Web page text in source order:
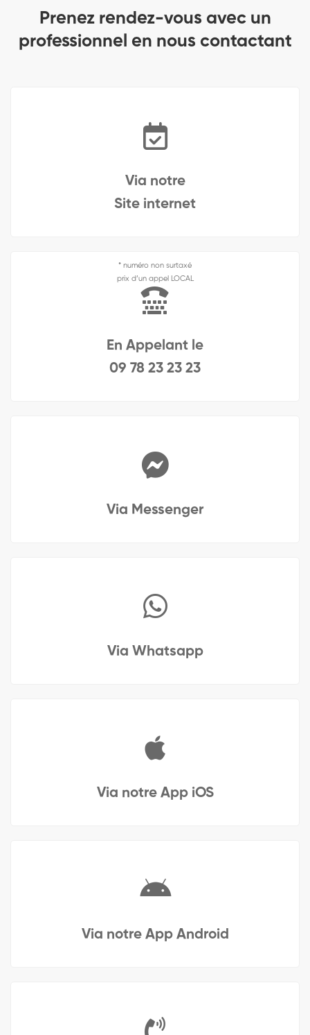
Prenez rendez-vous avec un
professionnel en nous contactant
Via notre
Site internet
* numéro non surtaxé
prix d’un appel LOCAL
En Appelant le
09 78 23 23 23
Via Messenger
Via Whatsapp
Via notre App iOS
Via notre App Android